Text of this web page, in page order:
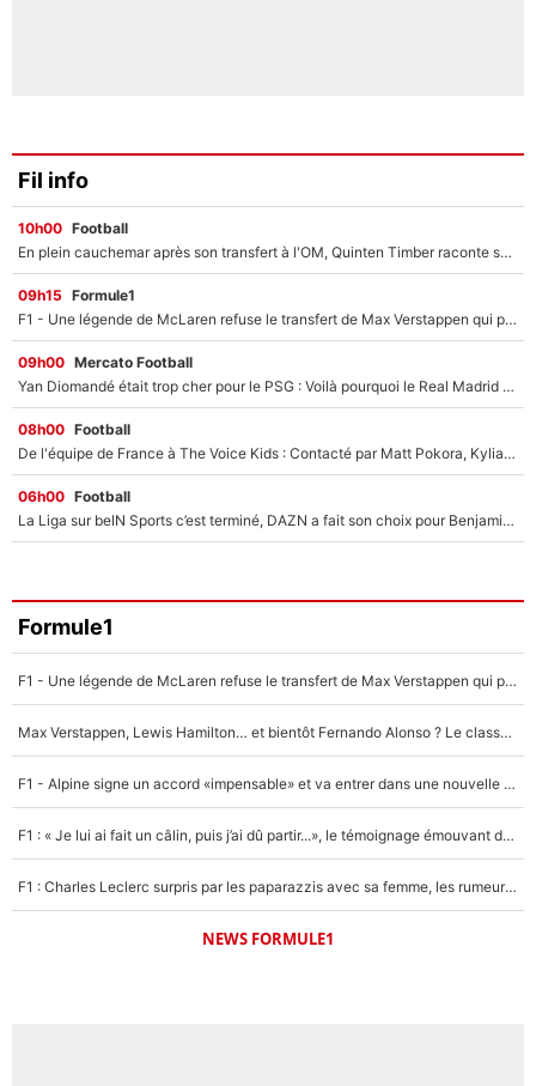
Fil info
10h00 Football
En plein cauchemar après son transfert à l'OM, Quinten Timber raconte ses doutes après sa signature à Marseille
09h15 Formule1
F1 - Une légende de McLaren refuse le transfert de Max Verstappen qui pourrait «faire des vagues» et plomber l'ambiance dans l'équipe
09h00 Mercato Football
Yan Diomandé était trop cher pour le PSG : Voilà pourquoi le Real Madrid a accepté de payer la somme record de 140M€ pour boucler son transfert !
08h00 Football
De l'équipe de France à The Voice Kids : Contacté par Matt Pokora, Kylian Mbappé a accepté de jouer un rôle inédit sur TF1 !
06h00 Football
La Liga sur beIN Sports c’est terminé, DAZN a fait son choix pour Benjamin Da Silva et Omar Da Fonseca !
Formule1
F1 - Une légende de McLaren refuse le transfert de Max Verstappen qui pourrait «faire des vagues» et plomber l'ambiance dans l'équipe
Max Verstappen, Lewis Hamilton… et bientôt Fernando Alonso ? Le classement des pilotes les mieux payés en Formule 1 risque de changer !
F1 - Alpine signe un accord «impensable» et va entrer dans une nouvelle dimension : Grande nouvelle pour Pierre Gasly !
F1 : « Je lui ai fait un câlin, puis j’ai dû partir...», le témoignage émouvant de Max Verstappen sur sa fille
F1 : Charles Leclerc surpris par les paparazzis avec sa femme, les rumeurs étaient vraies !
NEWS FORMULE1